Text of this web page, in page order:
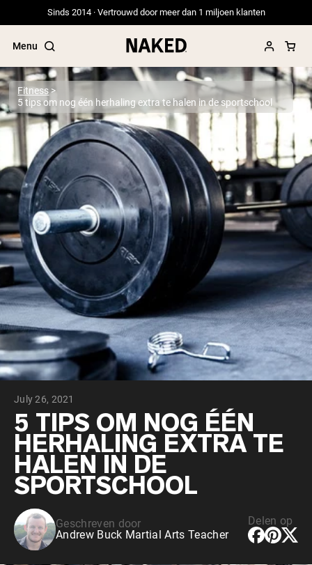
Sinds 2014 · Vertrouwd door meer dan 1 miljoen klanten
Menu
Populaire Zoektermen
”Protein Powder“
”Overnight Oats“
”Vegan protein“
”Collagen“
”Micellar Casein“
PROTEIN POWDERS Best Seller
Erwteneiwit
Grasgevoerd Wei Eiwit Poeder
Collageenpeptiden
Chocolade Grasgevoerde Wei
Vanille grasgevoerde wei
Weidegevoerde wei
Shop All Protein Powders
VEGAN PROTEIN
Erwteneiwit
Shop All Vegan Protein
Fitness
5 tips om nog één herhaling extra te halen in de sportschool
July 26, 2021
5 TIPS OM NOG ÉÉN
HERHALING EXTRA TE
HALEN IN DE
SPORTSCHOOL
Geschreven door
Andrew Buck Martial Arts Teacher
Delen op